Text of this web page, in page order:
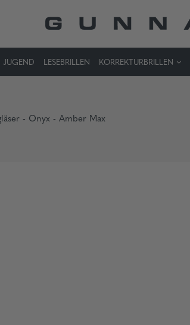
JUGEND LESEBRILLEN KORREKTURBRILLEN
- Onyx - Amber Max